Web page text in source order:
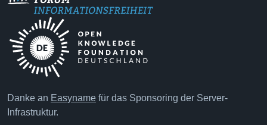
Danke an Easyname für das Sponsoring der Server-
Infrastruktur.